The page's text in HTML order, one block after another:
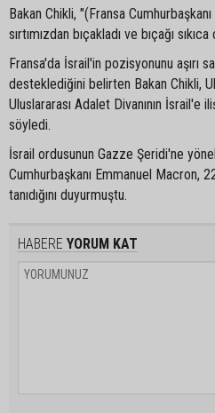
Bakan Chikli, "(Fransa
sırtımızdan bıçakladı ve bıçağı
Fransa'da İsrail'in pozisyonunu aşırı
desteklediğini belirten Bakan Chikli,
Uluslararası Adalet Divanının İsrail'e
söyledi.
İsrail ordusunun Gazze Şeridi'ne
Cumhurbaşkanı Emmanuel Macron,
tanıdığını duyurmuştu.
HABERE YORUM KAT